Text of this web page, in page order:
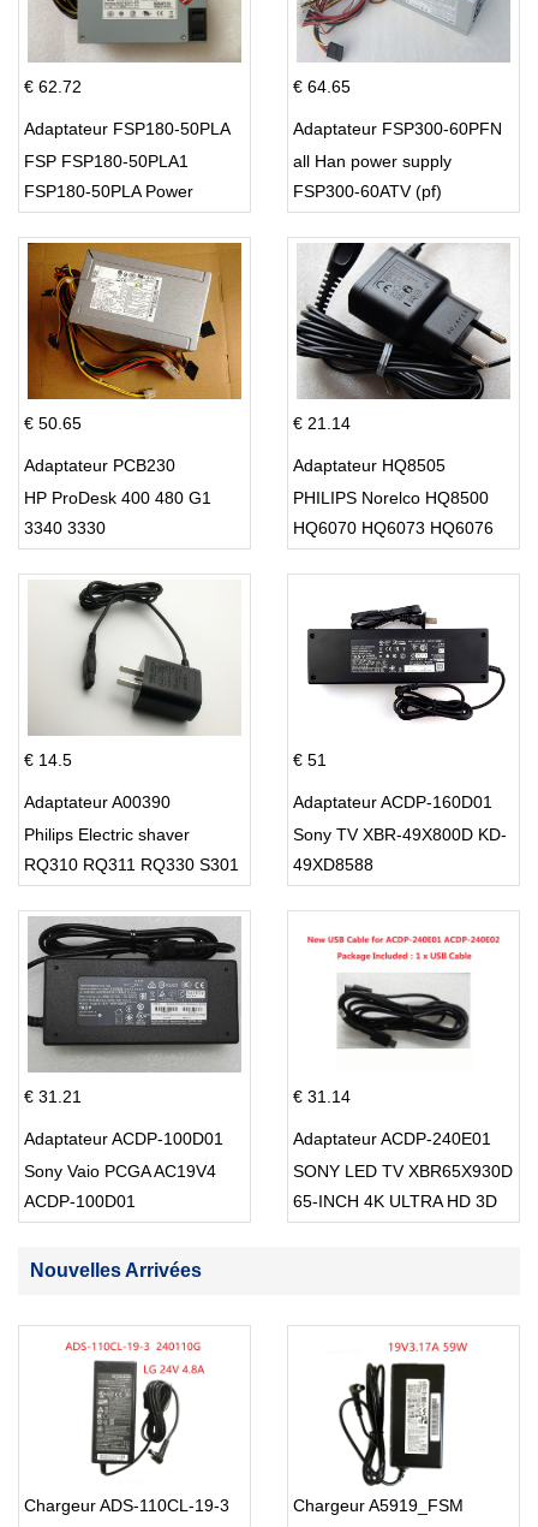
€ 62.72
Adaptateur FSP180-50PLA
FSP FSP180-50PLA1
FSP180-50PLA Power
€ 64.65
Adaptateur FSP300-60PFN
all Han power supply
FSP300-60ATV (pf)
€ 50.65
Adaptateur PCB230
HP ProDesk 400 480 G1
3340 3330
€ 21.14
Adaptateur HQ8505
PHILIPS Norelco HQ8500
HQ6070 HQ6073 HQ6076
€ 14.5
Adaptateur A00390
Philips Electric shaver
RQ310 RQ311 RQ330 S301
€ 51
Adaptateur ACDP-160D01
Sony TV XBR-49X800D KD-
49XD8588
€ 31.21
Adaptateur ACDP-100D01
Sony Vaio PCGA AC19V4
ACDP-100D01
€ 31.14
Adaptateur ACDP-240E01
SONY LED TV XBR65X930D
65-INCH 4K ULTRA HD 3D
Nouvelles Arrivées
Chargeur ADS-110CL-19-3
Chargeur A5919_FSM